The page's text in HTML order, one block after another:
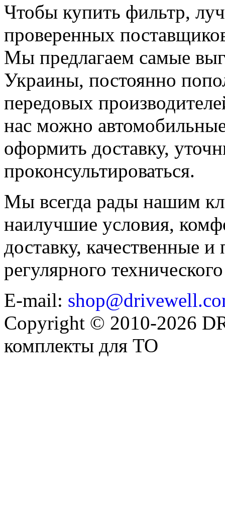
Чтобы купить фильтр,
проверенных
Мы предлагаем самые
Украины, постоянно
передовых
нас можно
оформить доставку,
проконсультироваться.
Мы всегда рады нашим
наилучшие условия,
доставку, качественные
регулярного
E-mail:
Copyright © 2010-2026
комплекты для ТО